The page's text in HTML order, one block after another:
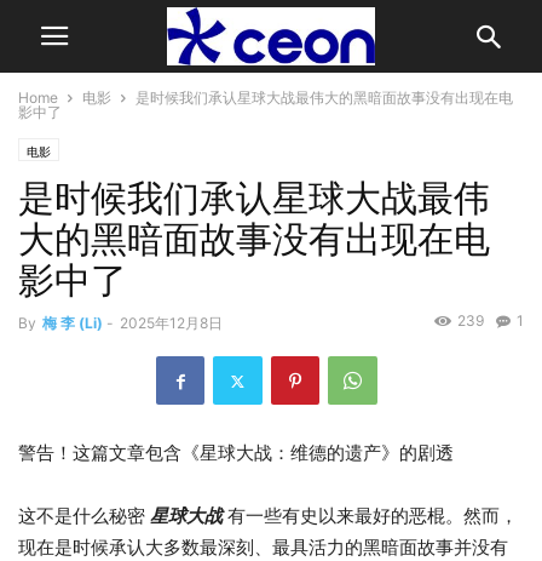
Home 电影
是时候我们承认星球大战最伟大的黑暗面故事没有出现在电
影中了
电影
是时候我们承认星球大战最伟
大的黑暗面故事没有出现在电
影中了
By 梅 李 (Li) - 2025年12月8日 1
239
警告！这篇文章包含《星球大战：维德的遗产》的剧透
这不是什么秘密 星球大战有一些有史以来最好的恶棍。然而，
现在是时候承认大多数最深刻、最具活力的黑暗面故事并没有